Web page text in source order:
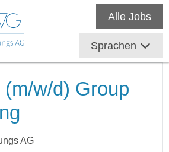
Alle Jobs
Sprachen
(m/w/d) Group
AG